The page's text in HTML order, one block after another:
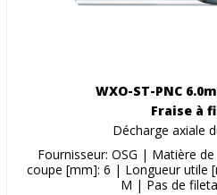
WXO-ST-PNC
Fraise à
Décharge axiale
Fournisseur: OSG | Matière
coupe [mm]: 6 | Longueur utile
M | Pas de